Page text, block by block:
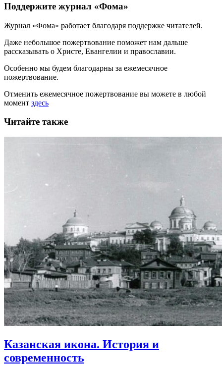
Поддержите журнал «Фома»
Журнал «Фома» работает благодаря поддержке читателей.
Даже небольшое пожертвование поможет нам дальше
рассказывать о Христе, Евангелии и православии.
Особенно мы будем благодарны за ежемесячное
пожертвование.
Отменить ежемесячное пожертвование вы можете в любой
момент здесь
Читайте также
Казанская икона. История и
современность